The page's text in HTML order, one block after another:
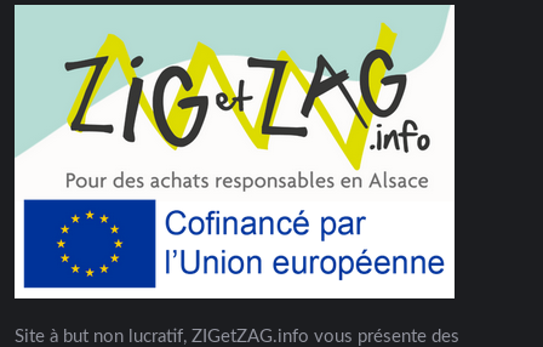
Site à but non lucratif, ZIGetZAG.info vous présente des